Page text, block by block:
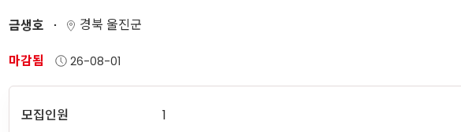
금생호
경북 울진군
마감됨
26-08-01
모집인원
1